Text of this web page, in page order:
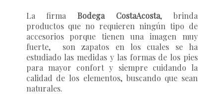
La firmaBodega CostaAcosta, brinda
productos que no requieren ningún tipo de
accesorios porque tienen una imagen muy
fuerte, son zapatos en los cuales se ha
estudiado las medidas y las formas de los pies
para mayor confort y siempre cuidando la
calidad de los elementos, buscando que sean
naturales.